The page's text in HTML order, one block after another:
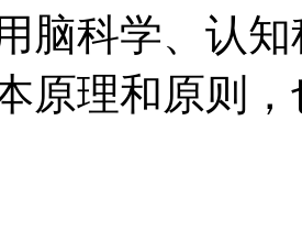
脑科学、认
原理和原则